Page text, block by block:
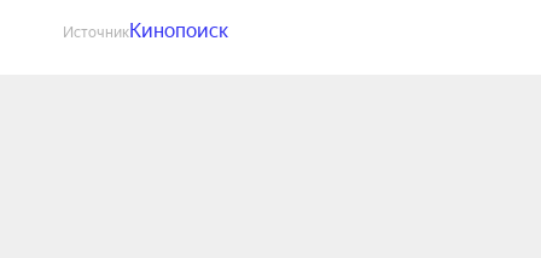
ИсточникКинопоиск